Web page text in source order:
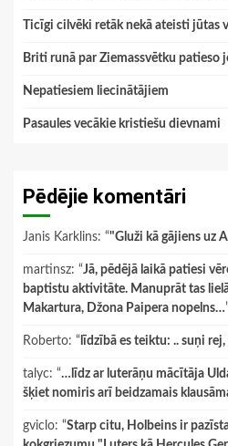
Ticīgi cilvēki retāk nekā ateisti jūtas
Briti runā par Ziemassvētku patieso
Nepatiesiem liecinātājiem
Pasaules vecākie kristiešu dievnami
Pēdējie komentāri
Janis Karklins: “"Gluži kā gājiens uz
martinsz: “Jā, pēdējā laikā patiesi
baptistu aktivitāte. Manuprāt tas
Makartura, Džona Paipera nopelns…
Roberto: “ līdzībā es teiktu: .. suņi
talyc: “…līdz ar luterāņu mācītāja
šķiet nomiris arī beidzamais
gviclo: “Starp citu, Holbeins ir